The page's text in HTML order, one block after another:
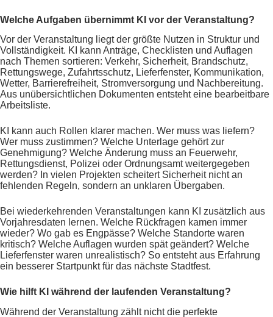
Welche Aufgaben übernimmt KI vor der Veranstaltung?
Vor der Veranstaltung liegt der größte Nutzen in Struktur und
Vollständigkeit. KI kann Anträge, Checklisten und Auflagen
nach Themen sortieren: Verkehr, Sicherheit, Brandschutz,
Rettungswege, Zufahrtsschutz, Lieferfenster, Kommunikation,
Wetter, Barrierefreiheit, Stromversorgung und Nachbereitung.
Aus unübersichtlichen Dokumenten entsteht eine bearbeitbare
Arbeitsliste.
KI kann auch Rollen klarer machen. Wer muss was liefern?
Wer muss zustimmen? Welche Unterlage gehört zur
Genehmigung? Welche Änderung muss an Feuerwehr,
Rettungsdienst, Polizei oder Ordnungsamt weitergegeben
werden? In vielen Projekten scheitert Sicherheit nicht an
fehlenden Regeln, sondern an unklaren Übergaben.
Bei wiederkehrenden Veranstaltungen kann KI zusätzlich aus
Vorjahresdaten lernen. Welche Rückfragen kamen immer
wieder? Wo gab es Engpässe? Welche Standorte waren
kritisch? Welche Auflagen wurden spät geändert? Welche
Lieferfenster waren unrealistisch? So entsteht aus Erfahrung
ein besserer Startpunkt für das nächste Stadtfest.
Wie hilft KI während der laufenden Veranstaltung?
Während der Veranstaltung zählt nicht die perfekte